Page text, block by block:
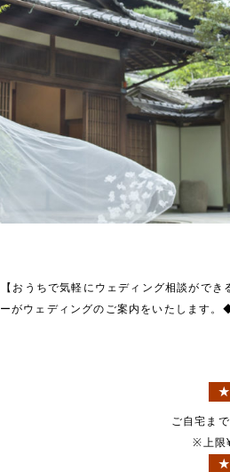
【おうちで気軽にウェディング相談がで
ーがウェディングのご案内をいたします
★
ご自宅ま
※上限
★